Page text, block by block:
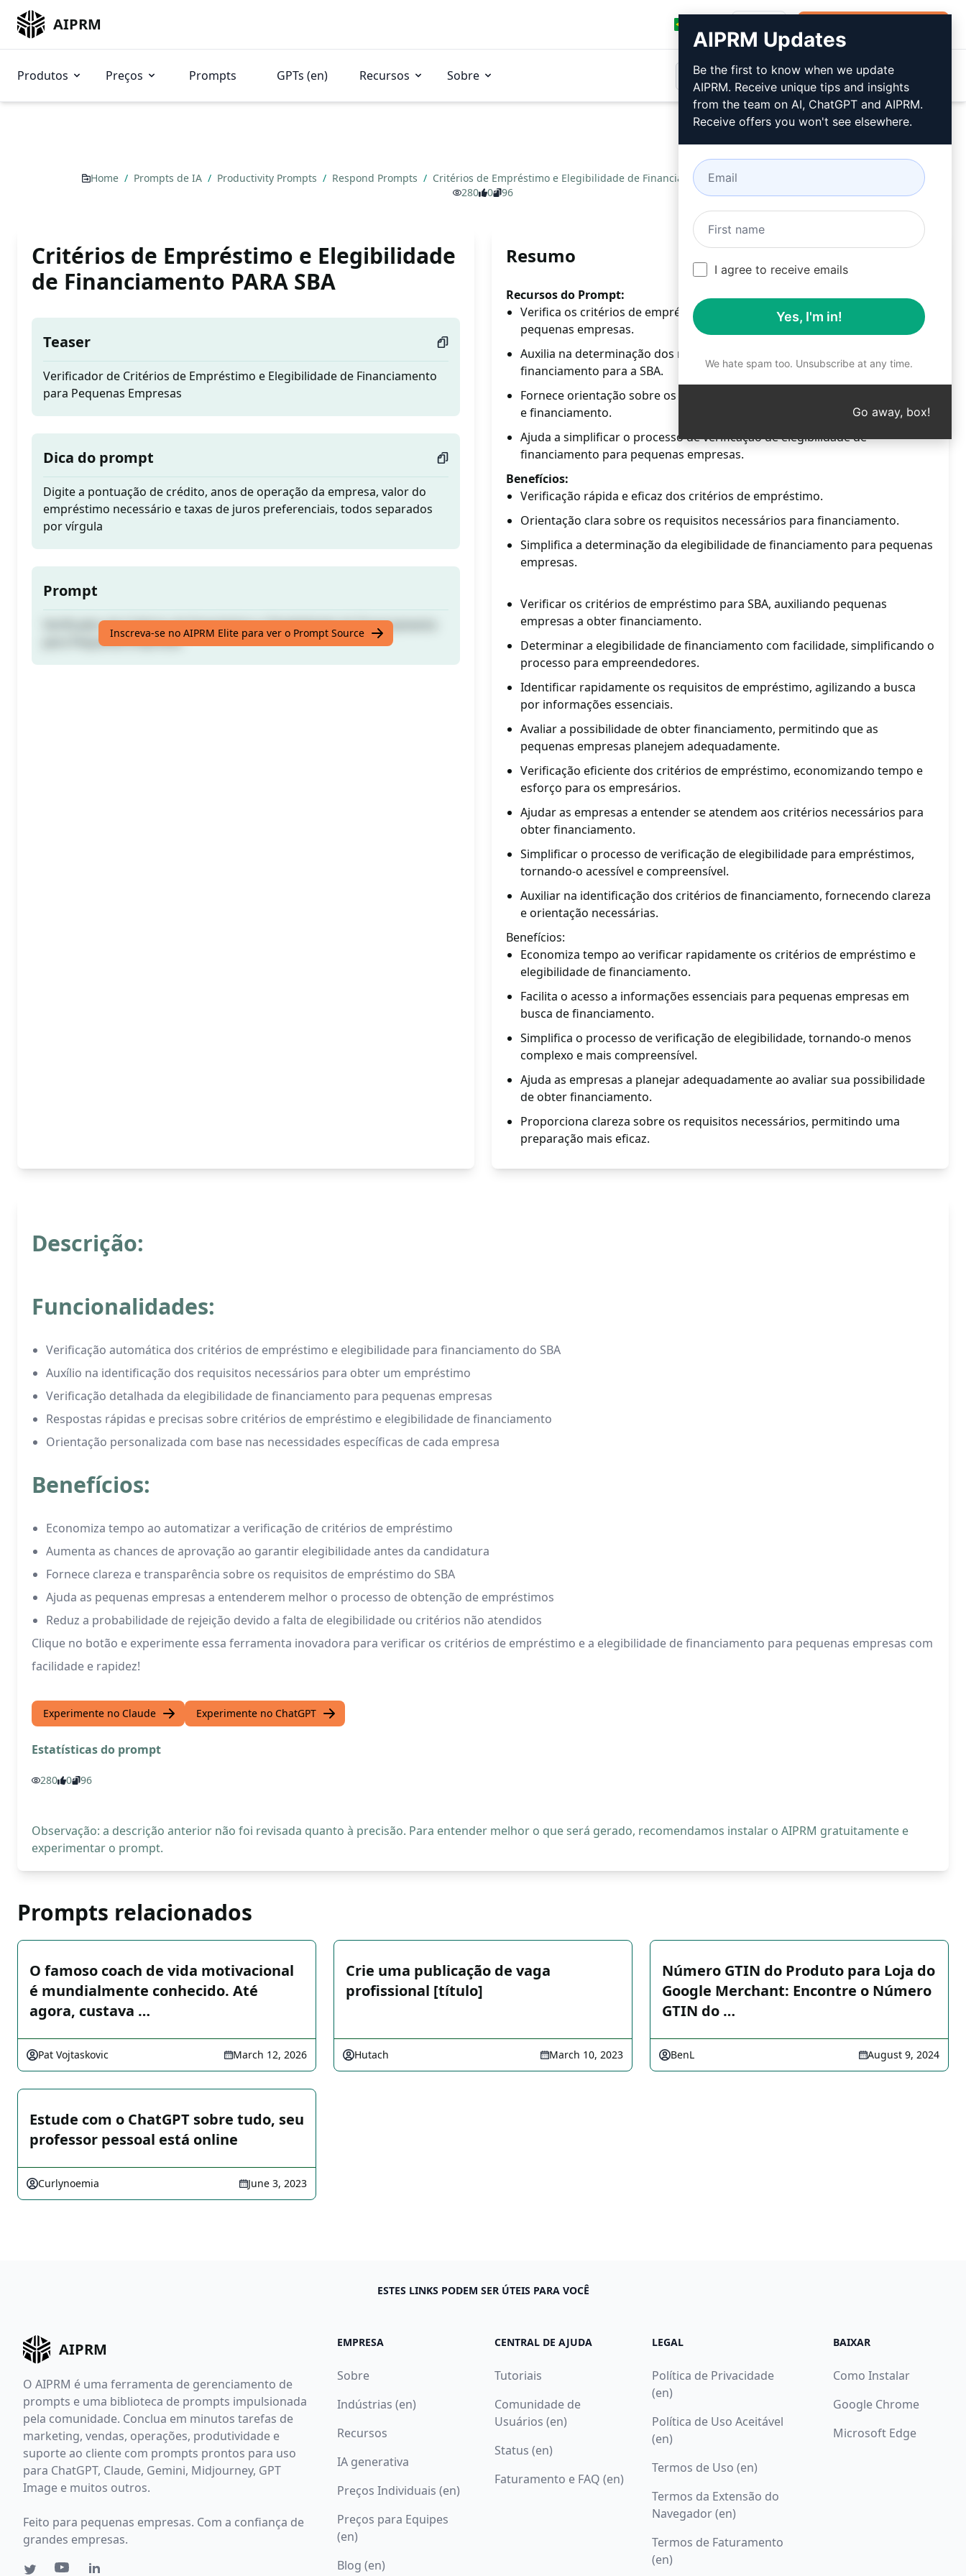
AIPRM
Produtos Preços Prompts GPTs (en) Recursos Sobre
Home / Prompts de IA / Productivity Prompts / Respond Prompts / Critérios de Empréstimo e Elegibilidade de Financiamento PARA SBA
280
0 96
Critérios de Empréstimo e Elegibilidade
de Financiamento PARA SBA
Teaser
Verificador de Critérios de Empréstimo e Elegibilidade de Financiamento
para Pequenas Empresas
Dica do prompt
Digite a pontuação de crédito, anos de operação da empresa, valor do
empréstimo necessário e taxas de juros preferenciais, todos separados
por vírgula
Prompt
Verificador de Critérios de Empréstimo e Elegibilidade de Financiamento
para Pequenas Empresas
Inscreva-se no AIPRM Elite para ver o Prompt Source
Resumo
Recursos do Prompt:
Verifica os critérios de empréstimo e elegibilidade de financiamento para
pequenas empresas.
Auxilia na determinação dos requisitos de empréstimo e elegibilidade de
financiamento para a SBA.
Fornece orientação sobre os critérios necessários para obter empréstimos
e financiamento.
Ajuda a simplificar o processo de verificação de elegibilidade de
financiamento para pequenas empresas.
Benefícios:
Verificação rápida e eficaz dos critérios de empréstimo.
Orientação clara sobre os requisitos necessários para financiamento.
Simplifica a determinação da elegibilidade de financiamento para pequenas
empresas.
Verificar os critérios de empréstimo para SBA, auxiliando pequenas
empresas a obter financiamento.
Determinar a elegibilidade de financiamento com facilidade, simplificando o
processo para empreendedores.
Identificar rapidamente os requisitos de empréstimo, agilizando a busca
por informações essenciais.
Avaliar a possibilidade de obter financiamento, permitindo que as
pequenas empresas planejem adequadamente.
Verificação eficiente dos critérios de empréstimo, economizando tempo e
esforço para os empresários.
Ajudar as empresas a entender se atendem aos critérios necessários para
obter financiamento.
Simplificar o processo de verificação de elegibilidade para empréstimos,
tornando-o acessível e compreensível.
Auxiliar na identificação dos critérios de financiamento, fornecendo clareza
e orientação necessárias.
Benefícios:
Economiza tempo ao verificar rapidamente os critérios de empréstimo e
elegibilidade de financiamento.
Facilita o acesso a informações essenciais para pequenas empresas em
busca de financiamento.
Simplifica o processo de verificação de elegibilidade, tornando-o menos
complexo e mais compreensível.
Ajuda as empresas a planejar adequadamente ao avaliar sua possibilidade
de obter financiamento.
Proporciona clareza sobre os requisitos necessários, permitindo uma
preparação mais eficaz.
Descrição:
Funcionalidades:
Verificação automática dos critérios de empréstimo e elegibilidade para financiamento do SBA
Auxílio na identificação dos requisitos necessários para obter um empréstimo
Verificação detalhada da elegibilidade de financiamento para pequenas empresas
Respostas rápidas e precisas sobre critérios de empréstimo e elegibilidade de financiamento
Orientação personalizada com base nas necessidades específicas de cada empresa
Benefícios:
Economiza tempo ao automatizar a verificação de critérios de empréstimo
Aumenta as chances de aprovação ao garantir elegibilidade antes da candidatura
Fornece clareza e transparência sobre os requisitos de empréstimo do SBA
Ajuda as pequenas empresas a entenderem melhor o processo de obtenção de empréstimos
Reduz a probabilidade de rejeição devido a falta de elegibilidade ou critérios não atendidos
Clique no botão e experimente essa ferramenta inovadora para verificar os critérios de empréstimo e a elegibilidade de financiamento para pequenas empresas com
facilidade e rapidez!
Experimente no Claude Experimente no ChatGPT
Estatísticas do prompt
280 0 96
Observação: a descrição anterior não foi revisada quanto à precisão. Para entender melhor o que será gerado, recomendamos instalar o AIPRM gratuitamente e
experimentar o prompt.
Prompts relacionados
O famoso coach de vida motivacional
é mundialmente conhecido. Até
agora, custava …
Pat Vojtaskovic March 12, 2026
Crie uma publicação de vaga
profissional [título]
Hutach March 10, 2023
Número GTIN do Produto para Loja do
Google Merchant: Encontre o Número
GTIN do …
BenL August 9, 2024
Estude com o ChatGPT sobre tudo, seu
professor pessoal está online
Curlynoemia June 3, 2023
ESTES LINKS PODEM SER ÚTEIS PARA VOCÊ
AIPRM
O AIPRM é uma ferramenta de gerenciamento de
prompts e uma biblioteca de prompts impulsionada
pela comunidade. Conclua em minutos tarefas de
marketing, vendas, operações, produtividade e
suporte ao cliente com prompts prontos para uso
para ChatGPT, Claude, Gemini, Midjourney, GPT
Image e muitos outros.
Feito para pequenas empresas. Com a confiança de
grandes empresas.
EMPRESA
Sobre
Indústrias (en)
Recursos
IA generativa
Preços Individuais (en)
Preços para Equipes
(en)
Blog (en)
CENTRAL DE AJUDA
Tutoriais
Comunidade de
Usuários (en)
Status (en)
Faturamento e FAQ (en)
LEGAL
Política de Privacidade
(en)
Política de Uso Aceitável
(en)
Termos de Uso (en)
Termos da Extensão do
Navegador (en)
Termos de Faturamento
(en)
BAIXAR
Como Instalar
Google Chrome
Microsoft Edge
AIPRM Updates
Be the first to know when we update
AIPRM. Receive unique tips and insights
from the team on AI, ChatGPT and AIPRM.
Receive offers you won't see elsewhere.
I agree to receive emails
Yes, I'm in!
We hate spam too. Unsubscribe at any time.
Go away, box!